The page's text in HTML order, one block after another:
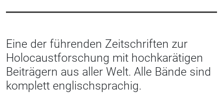
Eine der führenden Zeitschriften zur
Holocaustforschung mit hochkarätigen
Beiträgern aus aller Welt. Alle Bände sind
komplett englischsprachig.